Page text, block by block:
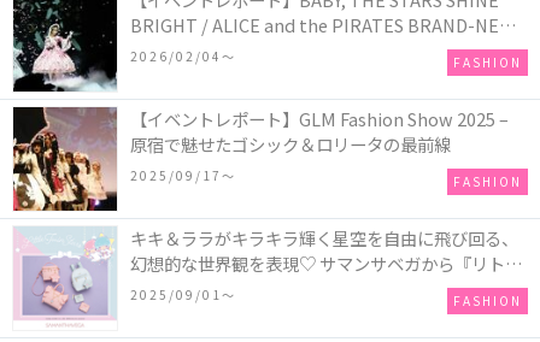
BRIGHT / ALICE and the PIRATES BRAND-NEW
COLLECTION in TOKYO
2026/02/04〜 FASHION
【イベントレポート】GLM Fashion Show 2025 –
原宿で魅せたゴシック＆ロリータの最前線
2025/09/17〜 FASHION
キキ＆ララがキラキラ輝く星空を自由に飛び回る、
幻想的な世界観を表現♡ サマンサベガから『リトル
ツインスターズ』50周年アニバーサリーイヤー』を
2025/09/01〜 FASHION